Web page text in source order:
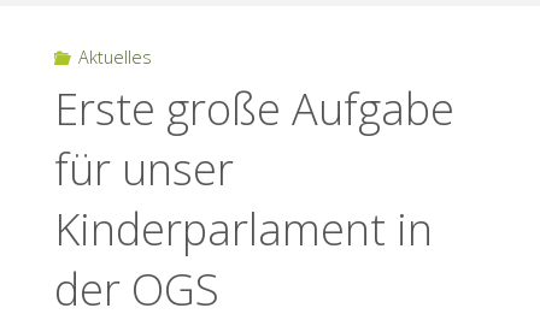
Aktuelles
Erste große Aufgabe
für unser
Kinderparlament in
der OGS